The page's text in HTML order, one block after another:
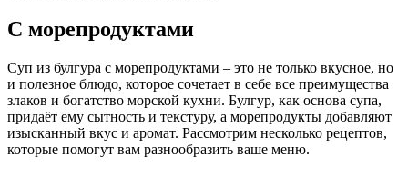
С морепродуктами
Суп из булгура с морепродуктами – это не только вкусное, но
и полезное блюдо, которое сочетает в себе все преимущества
злаков и богатство морской кухни. Булгур, как основа супа,
придаёт ему сытность и текстуру, а морепродукты добавляют
изысканный вкус и аромат. Рассмотрим несколько рецептов,
которые помогут вам разнообразить ваше меню.